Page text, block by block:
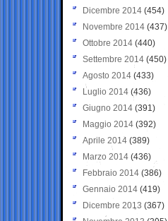
Dicembre 2014 (454)
Novembre 2014 (437)
Ottobre 2014 (440)
Settembre 2014 (450)
Agosto 2014 (433)
Luglio 2014 (436)
Giugno 2014 (391)
Maggio 2014 (392)
Aprile 2014 (389)
Marzo 2014 (436)
Febbraio 2014 (386)
Gennaio 2014 (419)
Dicembre 2013 (367)